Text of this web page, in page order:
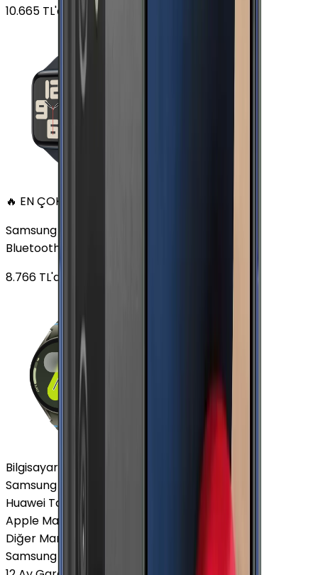
10.665 TL'den başlayan fiyatlar
🔥 EN ÇOK SATAN
Samsung Galaxy Watch 7 Alüminyum 44 mm
Bluetooth Wi-Fi Yeşil
8.766 TL'den
Bilgisayar / Tablet
Samsung Tablet
Huawei Tablet
Apple Macbook
Diğer Markalar
Samsung Tablet